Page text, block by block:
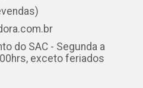
do SAC - Segunda a
exceto feriados